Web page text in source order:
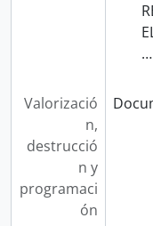
…
Valorizació
n,
destrucció
n y
programaci
ón